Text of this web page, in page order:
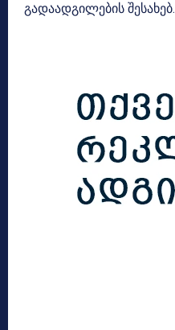
გადაადგილების შესახებ.